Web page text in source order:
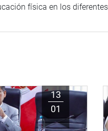
física en los
13
01